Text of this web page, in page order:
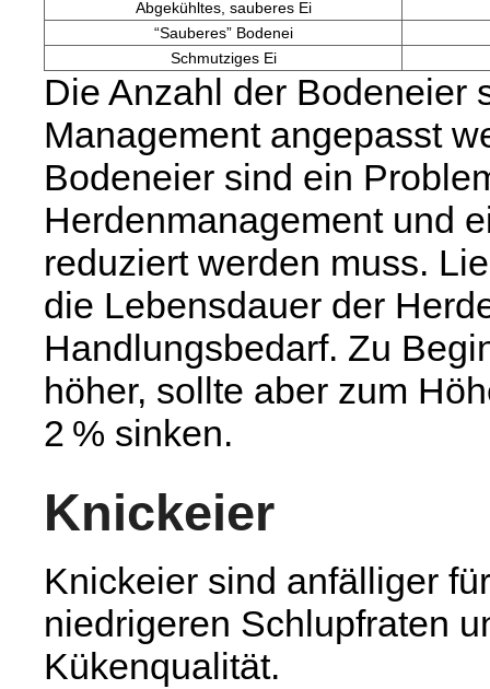
Abgekühltes, sauberes Ei
“Sauberes” Bodenei
Schmutziges Ei
Die Anzahl der Bodeneier
Management angepasst
Bodeneier sind ein
Herdenmanagement und
reduziert werden muss.
die Lebensdauer der
Handlungsbedarf. Zu
höher, sollte aber zum
2 % sinken.
Knickeier
Knickeier sind anfälliger
niedrigeren Schlupfraten
Kükenqualität.